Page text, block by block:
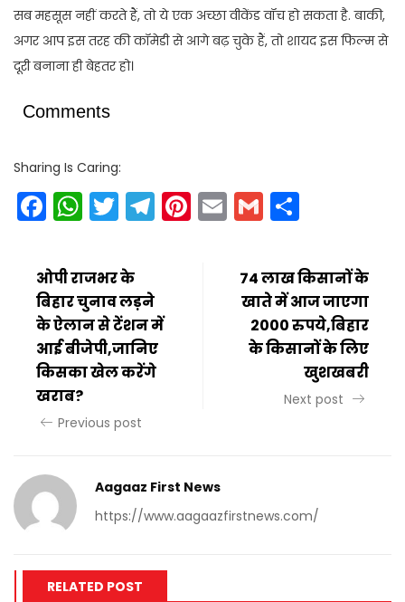
सब महसूस नहीं करते हैं, तो ये एक अच्छा वीकेंड वॉच हो सकता है. बाकी,
अगर आप इस तरह की कॉमेडी से आगे बढ़ चुके हैं, तो शायद इस फिल्म से
दूरी बनाना ही बेहतर हो।
Comments
Sharing Is Caring:
Facebook
WhatsApp
Twitter
Telegram
Pinterest
EmailGmail
ओपी राजभर के
बिहार चुनाव लड़ने
के ऐलान से टेंशन में
आई बीजेपी,जानिए
किसका खेल करेंगे
खराब?
Previous post
74 लाख किसानों के
खाते में आज जाएगा
2000 रुपये,बिहार
के किसानों के लिए
खुशखबरी
Next post
Aagaaz First News
https://www.aagaazfirstnews.com/
RELATED POST